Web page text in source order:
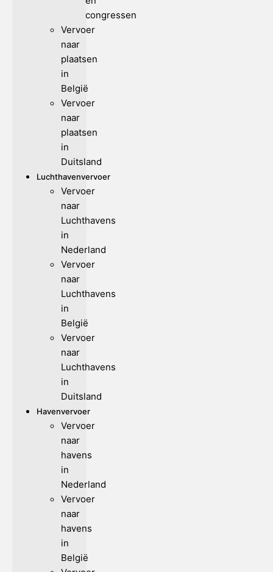
congressen
Vervoer
naar
plaatsen
in
België
Vervoer
naar
plaatsen
in
Duitsland
Luchthavenvervoer
Vervoer
naar
Luchthavens
in
Nederland
Vervoer
naar
Luchthavens
in
België
Vervoer
naar
Luchthavens
in
Duitsland
Havenvervoer
Vervoer
naar
havens
in
Nederland
Vervoer
naar
havens
in
België